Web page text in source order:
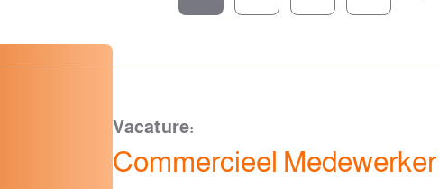
Vacature:
Commercieel